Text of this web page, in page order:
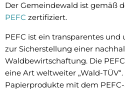
Der Gemeindewald ist gemäß
PEFC zertifiziert.
PEFC ist ein transparentes und
zur Sicherstellung einer
Waldbewirtschaftung. Die
eine Art weltweiter „Wald-
Papierprodukte mit dem